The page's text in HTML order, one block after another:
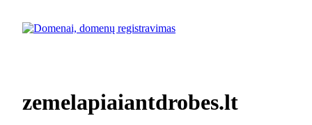
zemelapiaiantdrobes.lt